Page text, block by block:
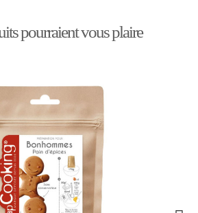
pourraient vous plaire